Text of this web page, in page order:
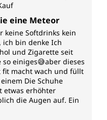
von 5 von 5 Sternen
eine Meteor
keine Softdrinks kein
ich bin denke Ich
und Zigarette seit
einiges😅aber dieses
fit macht wach und füllt
Die Schuhe
etwas erhöhter
die Augen auf. Ein